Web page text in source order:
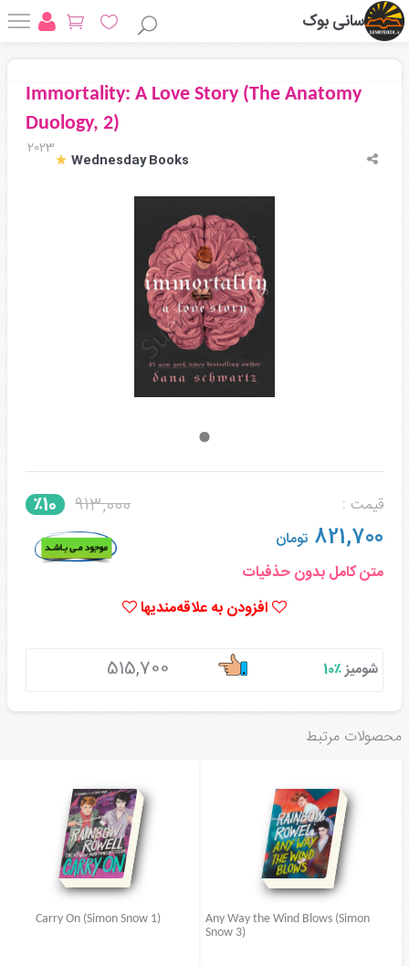
سانی بوک
Immortality: A Love Story (The Anatomy
Duology, 2)
2023
Wednesday Books
قیمت : 913,000 ٪10
821,700 تومان
متن کامل بدون حذفیات
افزودن به علاقه‌مندیها
شومیز٪10 515,700
محصولات مرتبط
Any Way the Wind Blows (Simon
Snow 3)
Carry On (Simon Snow 1)